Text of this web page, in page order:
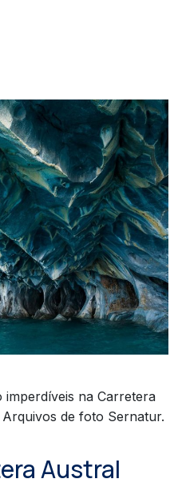
imperdíveis na Carretera
de foto Sernatur.
Austral